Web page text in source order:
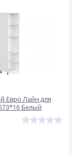
Евро Лайн для
Белый